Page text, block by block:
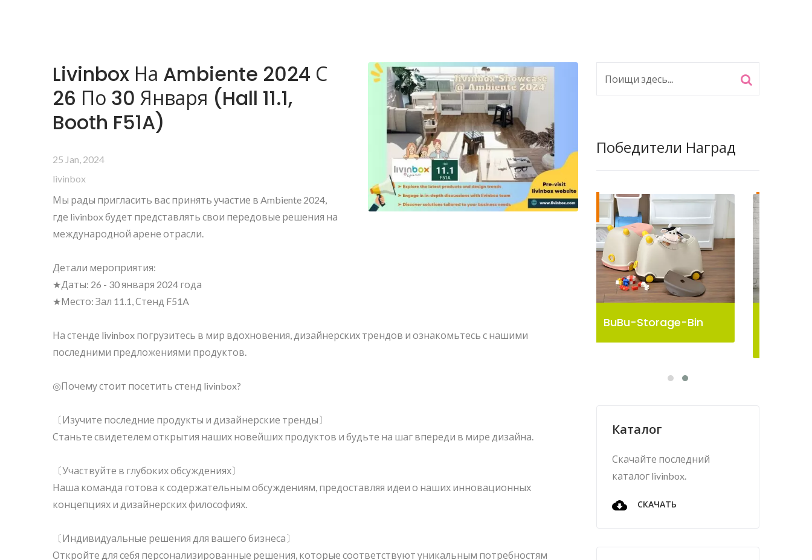
Livinbox На Ambiente 2024 С
26 По 30 Января (Hall 11.1,
Booth F51A)
25 Jan, 2024
livinbox
Мы рады пригласить вас принять участие в Ambiente 2024,
где livinbox будет представлять свои передовые решения на
международной арене отрасли.
Детали мероприятия:
★Даты: 26 - 30 января 2024 года
★Место: Зал 11.1, Стенд F51A
На стенде livinbox погрузитесь в мир вдохновения, дизайнерских трендов и ознакомьтесь с нашими
последними предложениями продуктов.
◎Почему стоит посетить стенд livinbox?
〔Изучите последние продукты и дизайнерские тренды〕
Станьте свидетелем открытия наших новейших продуктов и будьте на шаг впереди в мире дизайна.
〔Участвуйте в глубоких обсуждениях〕
Наша команда готова к содержательным обсуждениям, предоставляя идеи о наших инновационных
концепциях и дизайнерских философиях.
〔Индивидуальные решения для вашего бизнеса〕
Откройте для себя персонализированные решения, которые соответствуют уникальным потребностям
Победители Наград
Pelican
Контейнер Для Хранения
Каталог
Скачайте последний
каталог livinbox.
СКАЧАТЬ